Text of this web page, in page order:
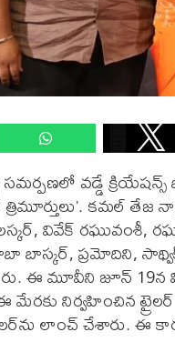
సమర్పణలో వడ్డే
త్రిమూర్తులు’. కమల్
వివేక్ రఘువంశీ,
బాస్కర్, ప్రమోదిని,
ఈ మూవీని జూన్ 19న
మేరకు నిర్వహించిన
లాంచ్ చేశారు. ఈ